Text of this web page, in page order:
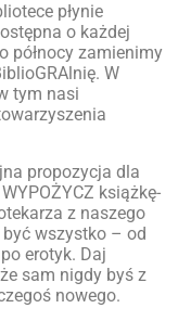
płynie
o każdej
północy zamienimy
W
tym nasi
propozycja dla
książkę-
z naszego
wszystko – od
erotyk. Daj
sam nigdy byś z
nowego.